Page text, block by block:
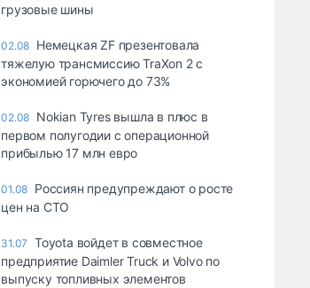
грузовые шины
02.08 Немецкая ZF презентовала
тяжелую трансмиссию TraXon 2 с
экономией горючего до 73%
02.08 Nokian Tyres вышла в плюс в
первом полугодии с операционной
прибылью 17 млн евро
01.08 Россиян предупреждают о росте
цен на СТО
31.07
Toyota войдет в совместное
предприятие Daimler Truck и Volvo по
выпуску топливных элементов